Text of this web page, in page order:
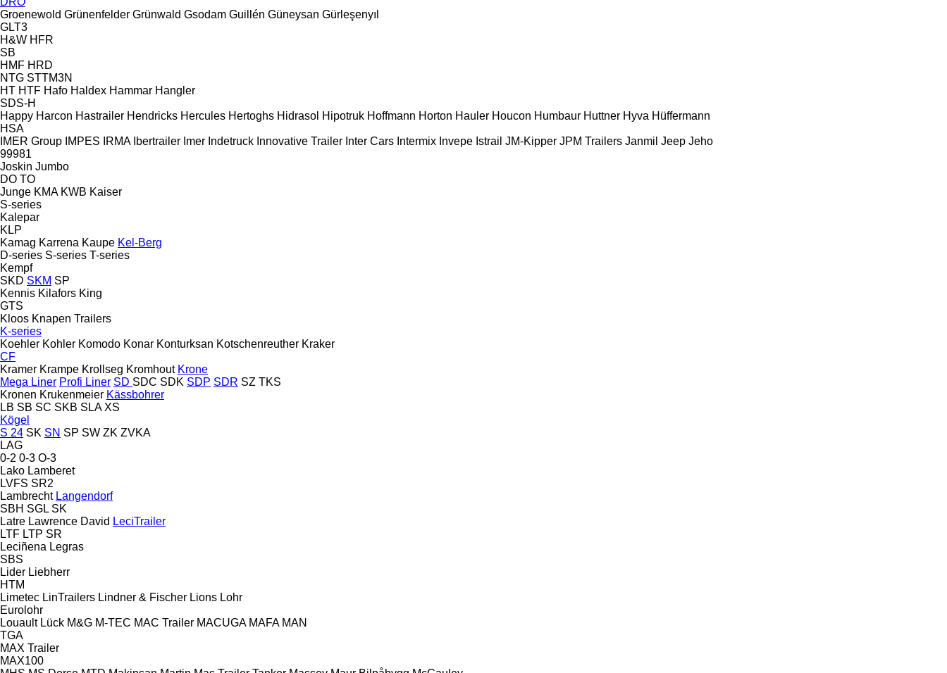
Groenewold Grünenfelder Grünwald Gsodam Guillén Güneysan Gürleşenyıl
GLT3
H&W HFR
SB
HMF HRD
NTG STTM3N
HT HTF Hafo Haldex Hammar Hangler
SDS-H
Happy Harcon Hastrailer Hendricks Hercules Hertoghs Hidrasol Hipotruk Hoffmann Horton Hauler Houcon Humbaur Huttner Hyva Hüffermann
HSA
IMER Group IMPES IRMA Ibertrailer Imer Indetruck Innovative Trailer Inter Cars Intermix Invepe Istrail JM-Kipper JPM Trailers Janmil Jeep Jeho
99981
Joskin Jumbo
DO TO
Junge KMA KWB Kaiser
S-series
Kalepar
KLP
Kamag Karrena Kaupe Kel-Berg
D-series S-series T-series
Kempf
SKD SKM SP
Kennis Kilafors King
GTS
Kloos Knapen Trailers
K-series
Koehler Kohler Komodo Konar Konturksan Kotschenreuther Kraker
CF
Kramer Krampe Krollseg Kromhout Krone
Mega Liner Profi Liner SD SDC SDK SDP SDR SZ TKS
Kronen Krukenmeier Kässbohrer
LB SB SC SKB SLA XS
Kögel
S 24 SK SN SP SW ZK ZVKA
LAG
0-2 0-3 O-3
Lako Lamberet
LVFS SR2
Lambrecht Langendorf
SBH SGL SK
Latre Lawrence David LeciTrailer
LTF LTP SR
Leciñena Legras
SBS
Lider Liebherr
HTM
Limetec LinTrailers Lindner & Fischer Lions Lohr
Eurolohr
Louault Lück M&G M-TEC MAC Trailer MACUGA MAFA MAN
TGA
MAX Trailer
MAX100